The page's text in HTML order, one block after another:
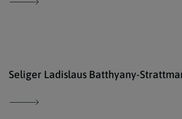
Seliger Ladislaus Batthyany-